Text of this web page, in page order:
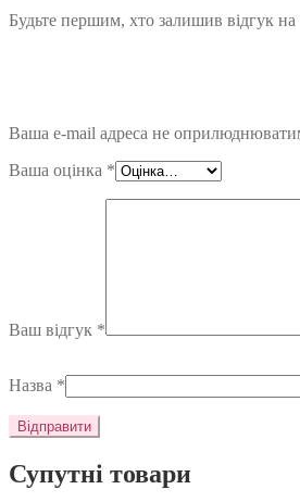
Будьте першим, хто залишив відгук
Ваша e-mail адреса не
Ваша оцінка *
Ваш відгук *
Назва *
Супутні товари